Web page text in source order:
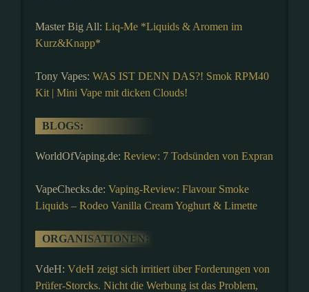
Master Big All: Liq-Me *Liquids & Aromen im
Kurz&Knapp*
Tony Vapes: WAS IST DENN DAS?! Smok RPM40
Kit | Mini Vape mit dicken Clouds!
BLOGS:
WorldOfVaping.de: Review: 7 Todsünden von Expran
VapeChecks.de: Vaping-Review: Flavour Smoke
Liquids – Rodeo Vanilla Cream Yoghurt & Limette
ORGANISATIONEN:
VdeH: VdeH zeigt sich irritiert über Forderungen von
Prüfer-Storcks. Nicht die Werbung ist das Problem,